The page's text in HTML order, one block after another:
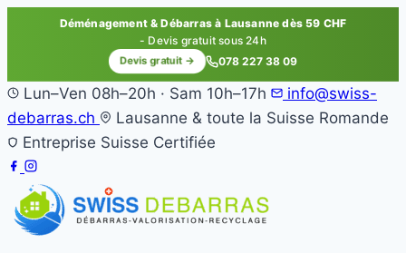
Déménagement & Débarras à Lausanne dès 59 CHF
- Devis gratuit sous 24h
Devis gratuit → 078 227 38 09
Lun–Ven 08h–20h · Sam 10h–17h
info@swiss-
debarras.ch
Lausanne & toute la Suisse Romande
Entreprise Suisse Certifiée